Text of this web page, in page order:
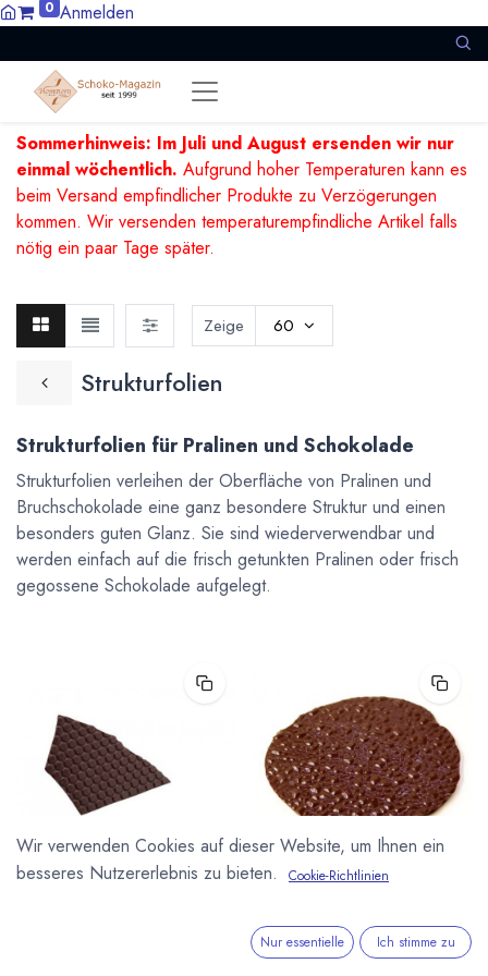
0 Anmelden
Sommerhinweis: Im Juli und August ersenden wir nur
einmal wöchentlich. Aufgrund hoher Temperaturen kann es
beim Versand empfindlicher Produkte zu Verzögerungen
kommen. Wir versenden temperaturempfindliche Artikel falls
nötig ein paar Tage später.
Strukturfolien
Zeige 60
Strukturfolien für Pralinen und Schokolade
Strukturfolien verleihen der Oberfläche von Pralinen und
Bruchschokolade eine ganz besondere Struktur und einen
besonders guten Glanz. Sie sind wiederverwendbar und
werden einfach auf die frisch getunkten Pralinen oder frisch
gegossene Schokolade aufgelegt.
Strukturfolie Bonbon Cristal
Valrhona. Motiv "Cristal".
Wir verwenden Cookies auf dieser Website, um Ihnen ein
besseres Nutzererlebnis zu bieten.
Cookie-Richtlinien
Nur essentielle Ich stimme zu